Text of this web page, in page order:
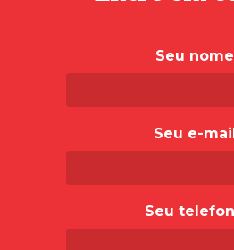
Seu nome
Seu e-
Seu